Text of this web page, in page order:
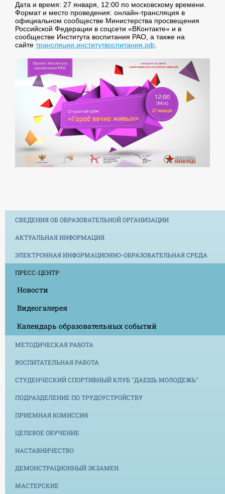
Дата и время: 27 января, 12:00 по московскому времени.
Формат и место проведения: онлайн-трансляция в
официальном сообществе Министерства просвещения
Российской Федерации в соцсети «ВКонтакте» и в
сообществе Института воспитания РАО, а также на
сайте трансляции.институтвоспитания.рф.
СВЕДЕНИЯ ОБ ОБРАЗОВАТЕЛЬНОЙ ОРГАНИЗАЦИИ
АКТУАЛЬНАЯ ИНФОРМАЦИЯ
ЭЛЕКТРОННАЯ ИНФОРМАЦИОННО-ОБРАЗОВАТЕЛЬНАЯ СРЕДА
ПРЕСС-ЦЕНТР
Новости
Видеогалерея
Календарь образовательных событий
МЕТОДИЧЕСКАЯ РАБОТА
ВОСПИТАТЕЛЬНАЯ РАБОТА
СТУДЕНЧЕСКИЙ СПОРТИВНЫЙ КЛУБ "ДАЕШЬ МОЛОДЕЖЬ"
ПОДРАЗДЕЛЕНИЕ ПО ТРУДОУСТРОЙСТВУ
ПРИЕМНАЯ КОМИССИЯ
ЦЕЛЕВОЕ ОБУЧЕНИЕ
НАСТАВНИЧЕСТВО
ДЕМОНСТРАЦИОННЫЙ ЭКЗАМЕН
МАСТЕРСКИЕ